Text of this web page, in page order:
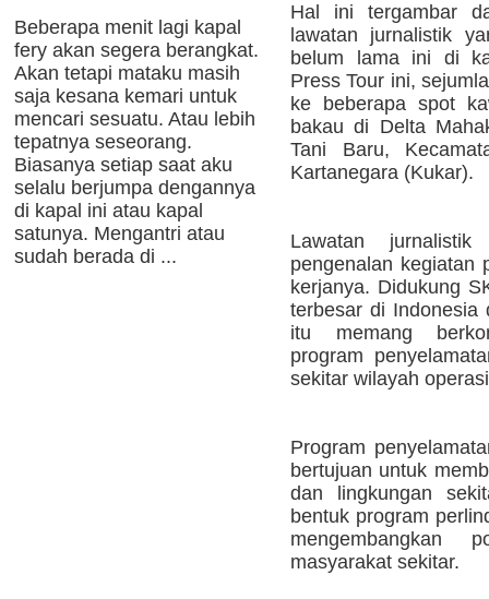
Beberapa menit lagi kapal
fery akan segera berangkat.
Akan tetapi mataku masih
saja kesana kemari untuk
mencari sesuatu. Atau lebih
tepatnya seseorang.
Biasanya setiap saat aku
selalu berjumpa dengannya
di kapal ini atau kapal
satunya. Mengantri atau
sudah berada di ...
Hal ini tergambar
lawatan jurnalistik
belum lama ini di
Press Tour ini,
ke beberapa spot
bakau di Delta
Tani Baru,
Kartanegara (Kukar).
Lawatan
pengenalan kegiatan
kerjanya. Didukung
terbesar di Indonesia
itu memang
program
sekitar wilayah
Program
bertujuan untuk
dan lingkungan
bentuk program
mengembangkan
masyarakat sekitar.